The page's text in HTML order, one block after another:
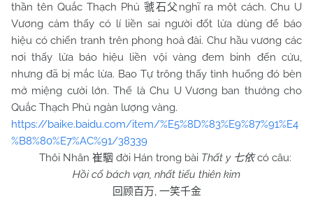
thần tên Quắc Thạch Phủ 虢石父 nghĩ ra một cách. Chu U
Vương cảm thấy có lí liền sai người đốt lửa dùng để báo
hiệu có chiến tranh trên phong hoả đài. Chư hầu vương các
nơi thấy lửa báo hiệu liền vội vàng đem binh đến cứu,
nhưng đã bị mắc lừa. Bao Tự trông thấy tình huống đó bèn
mở miệng cười lớn. Thế là Chu U Vương ban thưởng cho
Quắc Thạch Phủ ngàn lượng vàng.
https://baike.baidu.com/item/%E5%8D%83%E9%87%91%E4
%B8%80%E7%AC%91/38339
Thôi Nhân 崔駰 đời Hán trong bài Thất y 七依 có câu:
Hồi cố bách vạn, nhất tiếu thiên kim
回顾百万, 一笑千金